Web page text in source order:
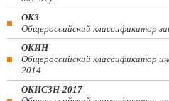
ОКЗ
Общероссийский классификатор
ОКИН
Общероссийский классификатор
2014
ОКИСЗН-2017